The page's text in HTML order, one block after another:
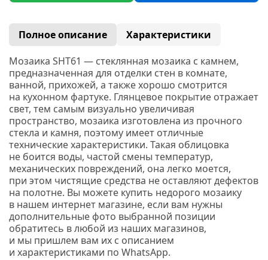
Полное описание
Характеристики
Мозаика SHT61 — стеклянная мозаика с камнем,
предназначенная для отделки стен в комнате,
ванной, прихожей, а также хорошо смотрится
на кухонном фартуке. Глянцевое покрытие отражает
свет, тем самым визуально увеличивая
пространство, мозаика изготовлена из прочного
стекла и камня, поэтому имеет отличные
технические характеристики. Такая облицовка
не боится воды, частой смены температур,
механических повреждений, она легко моется,
при этом чистящие средства не оставляют дефектов
на полотне. Вы можете купить недорого мозаику
в нашем интернет магазине, если вам нужны
дополнительные фото выбранной позиции
обратитесь в любой из наших магазинов,
и мы пришлем вам их с описанием
и характеристиками по WhatsApp.